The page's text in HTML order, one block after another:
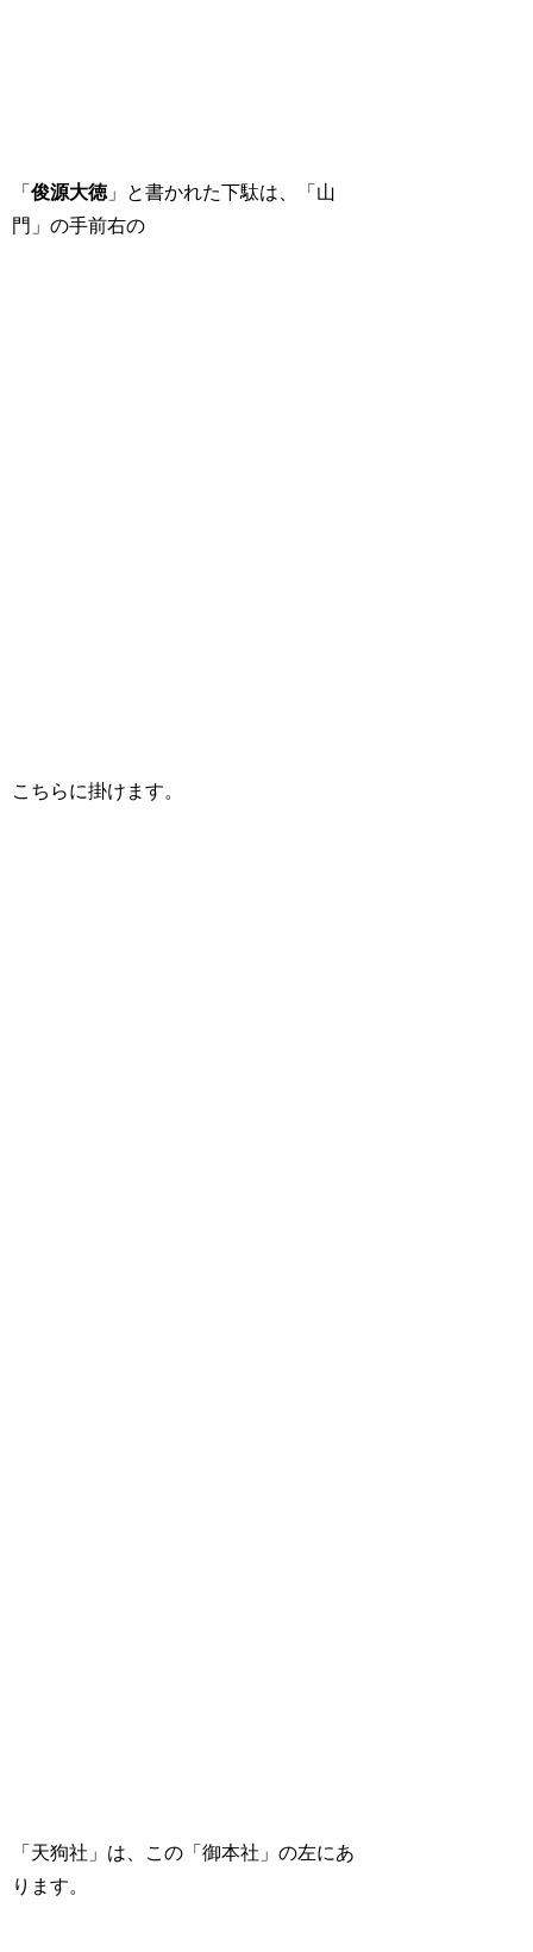
「俊源大徳」と書かれた下駄は、「山
門」の手前右の
こちらに掛けます。
「天狗社」は、この「御本社」の左にあ
ります。